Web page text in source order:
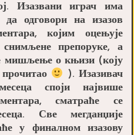
Изазванииграч има
одговори на изазов
којим оцењује
снимљене препоруке, а
мишљење о књизи (коју
). Изазивач
споји највише
сматраће се
. Све мегданџије
у финалном изазову